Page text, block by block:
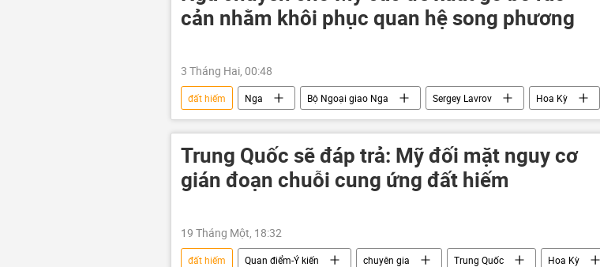
cản nhằm khôi phục quan hệ song phương
3 Tháng Hai, 00:48
đất hiếm Nga Bộ Ngoại giao Nga Sergey Lavrov Hoa Kỳ
Washington
Thế giới Chính trị phương Tây
Donald Trump
Bắc Cực
trí tuệ nhân tạo hợp tác quan hệ song phương
Trung Quốc sẽ đáp trả: Mỹ đối mặt nguy cơ
gián đoạn chuỗi cung ứng đất hiếm
19 Tháng Một, 18:32
đất hiếm Quan điểm-Ý kiến chuyên gia Trung Quốc
Hoa Kỳ